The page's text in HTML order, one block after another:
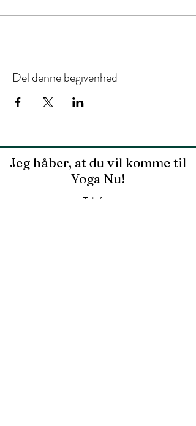
Del denne begivenhed
Jeg håber, at du vil komme til
Yoga Nu!
Telefon